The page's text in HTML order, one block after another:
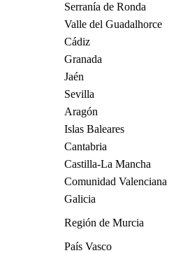
Serranía de Ronda
Valle del Guadalhorce
Cádiz
Granada
Jaén
Sevilla
Aragón
Islas Baleares
Cantabria
Castilla-La Mancha
Comunidad Valenciana
Galicia
Región de Murcia
País Vasco